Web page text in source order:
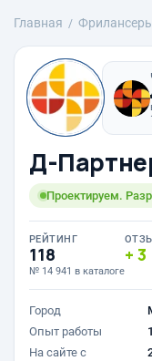
Главная
Д-
Проектируем.
РЕЙТИНГ
118
№ 14 941 в каталоге
3
Город
Опыт работы
На сайте с